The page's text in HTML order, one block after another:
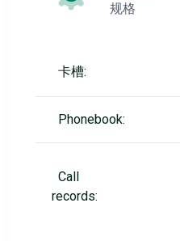
规格
卡槽:
Phonebook:
Call
records: